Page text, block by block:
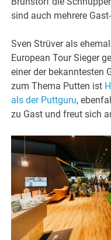
sind auch mehrere
Sven Strüver als
European Tour Sieger
einer der bekanntesten
zum Thema Putten ist
als der Puttguru,
zu Gast und freut sich